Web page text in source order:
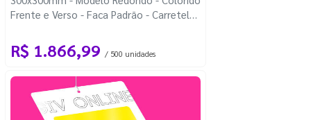
Frente e Verso - Faca Padrão - Carretel
R$ 1.866,99 / 500 unidades